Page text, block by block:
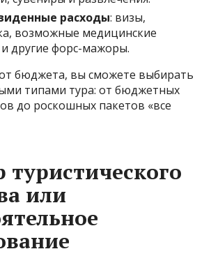
расходы: визы,
возможные медицинские
другие форс-мажоры.
бюджета, вы сможете выбирать
типами тура: от бюджетных
до роскошных пакетов «все
или